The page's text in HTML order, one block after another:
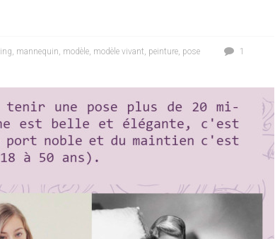
, mannequin, modèle, modèle vivant, peinture, pose
1